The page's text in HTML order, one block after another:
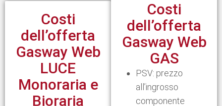
Costi
dell’offerta
Gasway Web
LUCE
Monoraria e
Bioraria
Costi
dell’offerta
Gasway Web
GAS
PSV: prezzo
all’ingrosso
componente